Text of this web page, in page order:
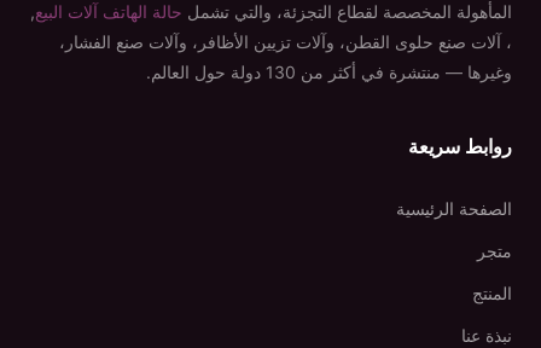
المأهولة المخصصة لقطاع التجزئة، والتي تشمل حالة الهاتف آلات البيع,
، آلات صنع حلوى القطن، وآلات تزيين الأظافر، وآلات صنع الفشار،
وغيرها — منتشرة في أكثر من 130 دولة حول العالم.
روابط سريعة
الصفحة الرئيسية
متجر
المنتج
نبذة عنا